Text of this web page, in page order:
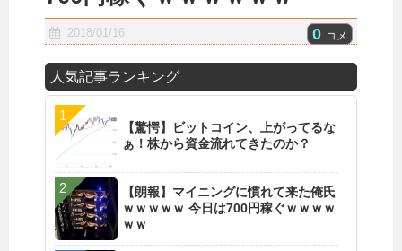
2018/01/16 0 コメ
人気記事ランキング
【驚愕】ビットコイン、上がってるな
ぁ！株から資金流れてきたのか？
【朗報】マイニングに慣れて来た俺氏
ｗｗｗｗｗ 今日は700円稼ぐｗｗｗｗ
ｗｗ